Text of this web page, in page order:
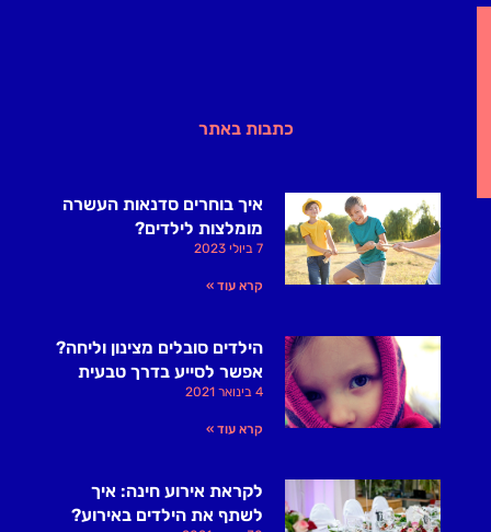
כתבות באתר
איך בוחרים סדנאות העשרה
מומלצות לילדים?
7 ביולי 2023
קרא עוד »
הילדים סובלים מצינון וליחה?
אפשר לסייע בדרך טבעית
4 בינואר 2021
קרא עוד »
לקראת אירוע חינה: איך
לשתף את הילדים באירוע?